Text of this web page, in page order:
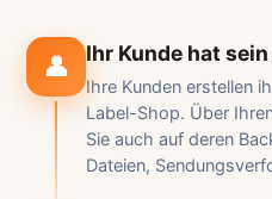
👤 Ihr Kunde hat
Ihre Kunden erstellen
Label-Shop. Über
Sie auch auf deren
Dateien,